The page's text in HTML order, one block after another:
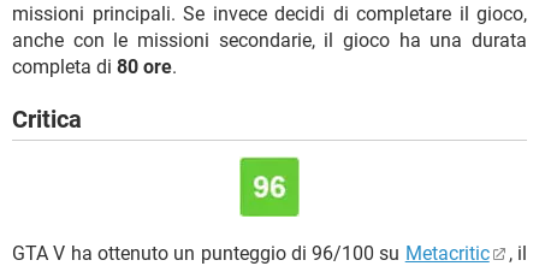
missioni principali. Se invece decidi di completare il gioco,
anche con le missioni secondarie, il gioco ha una durata
completa di 80 ore.
Critica
GTA V ha ottenuto un punteggio di 96/100 su Metacritic
, il